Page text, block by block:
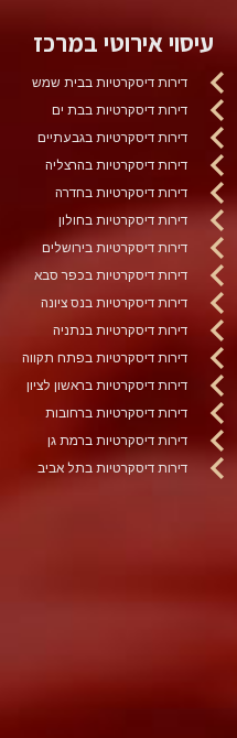
עיסוי אירוטי במרכז
דירות דיסקרטיות בבית שמש
דירות דיסקרטיות בבת ים
דירות דיסקרטיות בגבעתיים
דירות דיסקרטיות בהרצליה
דירות דיסקרטיות בחדרה
דירות דיסקרטיות בחולון
דירות דיסקרטיות בירושלים
דירות דיסקרטיות בכפר סבא
דירות דיסקרטיות בנס ציונה
דירות דיסקרטיות בנתניה
דירות דיסקרטיות בפתח תקווה
דירות דיסקרטיות בראשון לציון
דירות דיסקרטיות ברחובות
דירות דיסקרטיות ברמת גן
דירות דיסקרטיות בתל אביב